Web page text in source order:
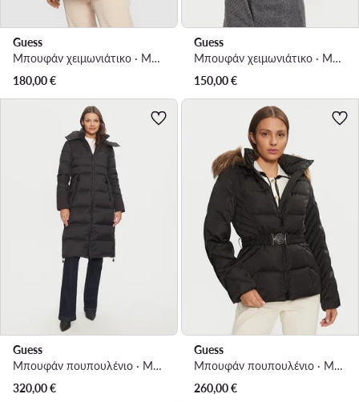
Guess
Μπουφάν χειμωνιάτικο · Μαύρο
180,00€
Guess
Μπουφάν χειμωνιάτικο · Μαύρο
150,00€
Guess
Μπουφάν πουπουλένιο · Μαύρο
320,00€
Guess
Μπουφάν πουπουλένιο · Μαύρο
260,00€